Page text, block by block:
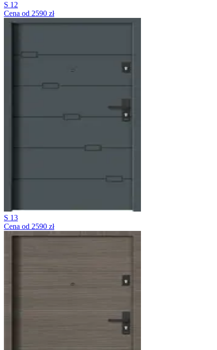
S 12
Cena od 2590 zł
S 13
Cena od 2590 zł